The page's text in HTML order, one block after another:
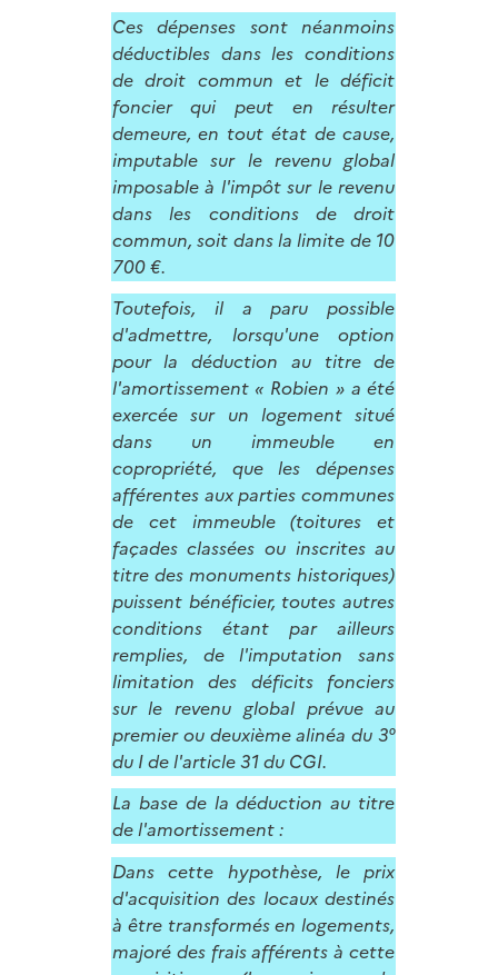
Ces dépenses sont néanmoins
déductibles dans les conditions
de droit commun et le déficit
foncier qui peut en résulter
demeure, en tout état de cause,
imputable sur le revenu global
imposable à l'impôt sur le revenu
dans les conditions de droit
commun, soit dans la limite de 10
700 €.
Toutefois, il a paru possible
d'admettre, lorsqu'une option
pour la déduction au titre de
l'amortissement « Robien » a été
exercée sur un logement situé
dans un immeuble en
copropriété, que les dépenses
afférentes aux parties communes
de cet immeuble (toitures et
façades classées ou inscrites au
titre des monuments historiques)
puissent bénéficier, toutes autres
conditions étant par ailleurs
remplies, de l'imputation sans
limitation des déficits fonciers
sur le revenu global prévue au
premier ou deuxième alinéa du 3°
du I de l'article 31 du CGI.
La base de la déduction au titre
de l'amortissement :
Dans cette hypothèse, le prix
d'acquisition des locaux destinés
à être transformés en logements,
majoré des frais afférents à cette